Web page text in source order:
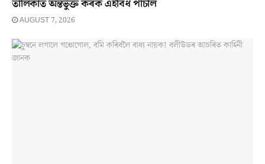
তালিকাত অন্তৰ্ভুক্ত কৰক এইবিধ পাচলি
AUGUST 7, 2026